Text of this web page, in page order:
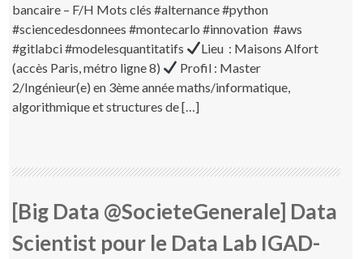
bancaire – F/H Mots clés #alternance #python
#sciencedesdonnees #montecarlo #innovation #aws
#gitlabci #modelesquantitatifs
Lieu : Maisons Alfort
(accès Paris, métro ligne 8)
Profil : Master
2/Ingénieur(e) en 3ème année maths/informatique,
algorithmique et structures de […]
[Big Data @SocieteGenerale] Data
Scientist pour le Data Lab IGAD-